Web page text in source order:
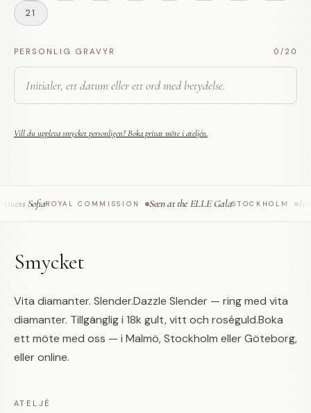
21
PERSONLIG GRAVYR 0 /20
Vill du uppleva smycket personligen? Boka privat möte i ateljén.
SofiaROYAL COMMISSION· Seen at the ELLE GalaSTOCKHOLM ·
Smycket
Vita diamanter. Slender.Dazzle Slender — ring med vita
diamanter. Tillgänglig i 18k gult, vitt och roséguld.Boka
ett möte med oss — i Malmö, Stockholm eller Göteborg,
eller online.
ATELJÉ